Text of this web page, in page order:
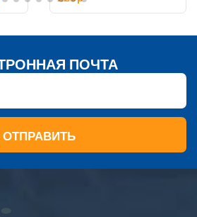
ПОЧТА
ОТПРАВИТЬ